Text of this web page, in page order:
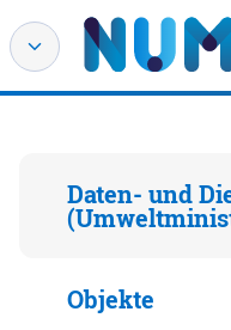
Daten- und
Objekte